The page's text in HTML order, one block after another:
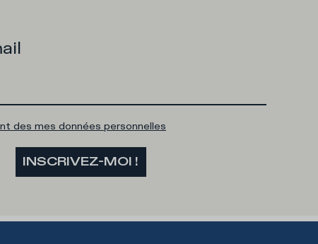
des mes données personnelles
INSCRIVEZ-MOI !